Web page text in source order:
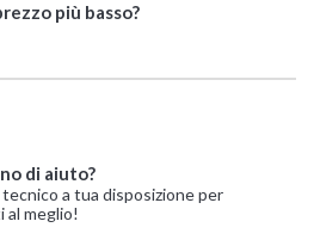
più basso?
di aiuto?
a tua disposizione per
al meglio!